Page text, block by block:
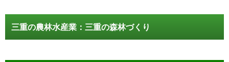
三重の農林水産業：三重の森林づくり